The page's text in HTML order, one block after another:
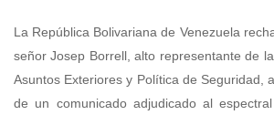
La República Bolivariana de Venezuela
señor Josep Borrell, alto representante de
Asuntos Exteriores y Política de Seguridad,
de un comunicado adjudicado al